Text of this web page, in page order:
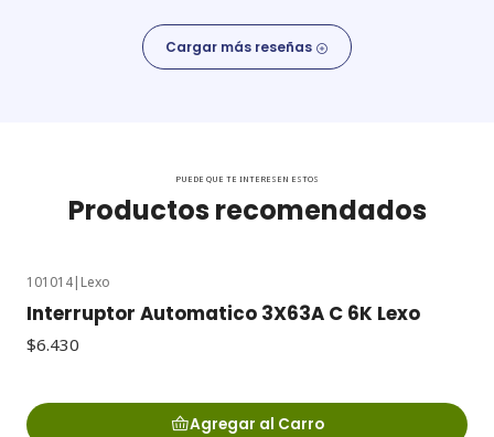
Cargar más reseñas
PUEDE QUE TE INTERESEN ESTOS
Productos recomendados
101014| Lexo
Interruptor Automatico 3X63A C 6K Lexo
$6.430
Agregar al Carro